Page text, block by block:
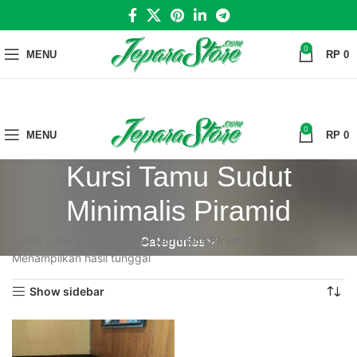
MENU 0 RP 0
MENU 0 RP 0
Kursi Tamu Sudut
Minimalis Piramid
Categories
Kursi Tamu Sudut Minimalis Piramid
Menampilkan hasil tunggal
Show sidebar